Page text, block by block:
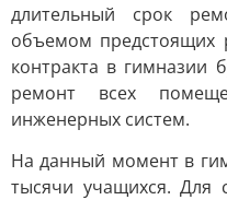
длительный срок
объемом предстоящих
контракта в гимназии
ремонт всех
инженерных систем.
На данный момент в
тысячи учащихся. Для